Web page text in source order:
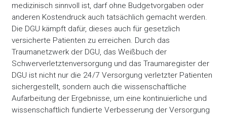
medizinisch sinnvoll ist, darf ohne Budgetvorgaben oder
anderen Kostendruck auch tatsächlich gemacht werden.
Die DGU kämpft dafür, dieses auch für gesetzlich
versicherte Patienten zu erreichen. Durch das
Traumanetzwerk der DGU, das Weißbuch der
Schwerverletztenversorgung und das Traumaregister der
DGU ist nicht nur die 24/7 Versorgung verletzter Patienten
sichergestellt, sondern auch die wissenschaftliche
Aufarbeitung der Ergebnisse, um eine kontinuierliche und
wissenschaftlich fundierte Verbesserung der Versorgung